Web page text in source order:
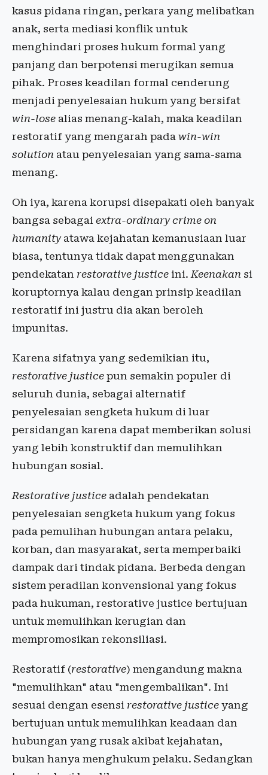
kasus pidana ringan, perkara yang melibatkan
anak, serta mediasi konflik untuk
menghindari proses hukum formal yang
panjang dan berpotensi merugikan semua
pihak. Proses keadilan formal cenderung
menjadi penyelesaian hukum yang bersifat
win-lose alias menang-kalah, maka keadilan
restoratif yang mengarah pada win-win
solution atau penyelesaian yang sama-sama
menang.
Oh iya, karena korupsi disepakati oleh banyak
bangsa sebagai extra-ordinary crime on
humanityatawa kejahatan kemanusiaan luar
biasa, tentunya tidak dapat menggunakan
pendekatan restorative justice ini.Keenakan si
koruptornya kalau dengan prinsip keadilan
restoratif ini justru dia akan beroleh
impunitas.
Karena sifatnya yang sedemikian itu,
restorative justice pun semakin populer di
seluruh dunia, sebagai alternatif
penyelesaian sengketa hukum di luar
persidangan karena dapat memberikan solusi
yang lebih konstruktif dan memulihkan
hubungan sosial.
Restorative justice adalah pendekatan
penyelesaian sengketa hukum yang fokus
pada pemulihan hubungan antara pelaku,
korban, dan masyarakat, serta memperbaiki
dampak dari tindak pidana. Berbeda dengan
sistem peradilan konvensional yang fokus
pada hukuman, restorative justice bertujuan
untuk memulihkan kerugian dan
mempromosikan rekonsiliasi.
Restoratif (restorative) mengandung makna
"memulihkan" atau "mengembalikan". Ini
sesuai dengan esensi restorative justice yang
bertujuan untuk memulihkan keadaan dan
hubungan yang rusak akibat kejahatan,
bukan hanya menghukum pelaku. Sedangkan